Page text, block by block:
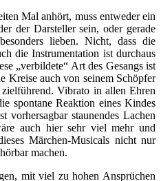
Mal anhört, muss entweder ein
der Darsteller sein, oder gerade
lieben. Nicht, dass die
die Instrumentation ist durchaus
„verbildete“ Art des Gesangs ist
Kreise auch von seinem Schöpfer
zielführend. Vibrato in allen Ehren
spontane Reaktion eines Kindes
vorhersagbar staunendes Lachen
auch hier sehr viel mehr und
Märchen-Musicals nicht nur
machen.
mit viel zu hohen Ansprüchen